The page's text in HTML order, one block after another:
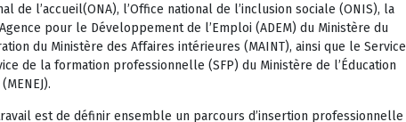
de l’accueil(ONA), l’Office national de l’inclusion sociale (ONIS), la
pour le Développement de l’Emploi (ADEM) du Ministère du
du Ministère des Affaires intérieures (MAINT), ainsi que le Service
de la formation professionnelle (SFP) du Ministère de l’Éducation
est de définir ensemble un parcours d’insertion professionnelle